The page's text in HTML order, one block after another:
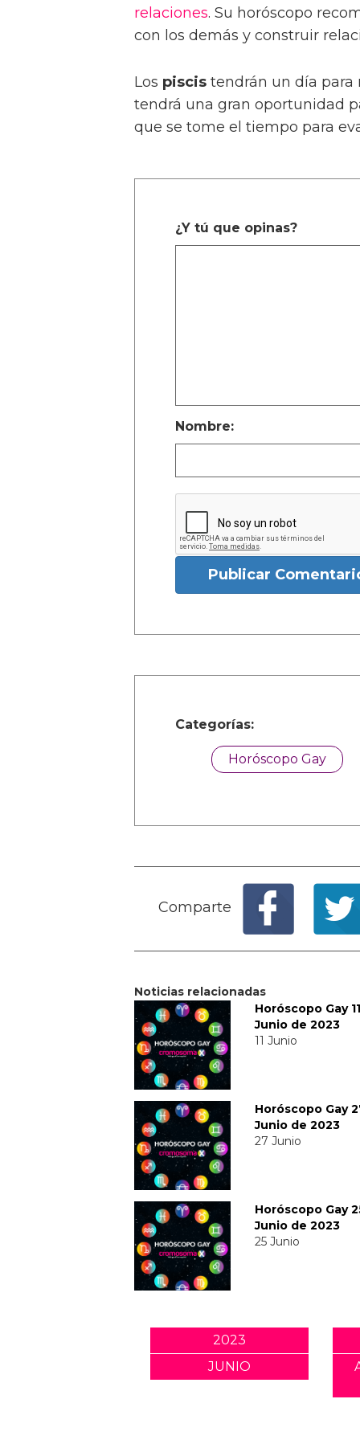
relaciones. Su horóscopo
con los demás y construir
Los piscis tendrán un día
tendrá una gran oportunidad
que se tome el tiempo para
¿Y tú que opinas?
Nombre:
Publicar
Categorías:
Horóscopo Gay
Comparte
Noticias relacionadas
Horóscopo Gay
Junio de 2023
11 Junio
Horóscopo Gay
Junio de 2023
27 Junio
Horóscopo Gay
Junio de 2023
25 Junio
2023
JUNIO